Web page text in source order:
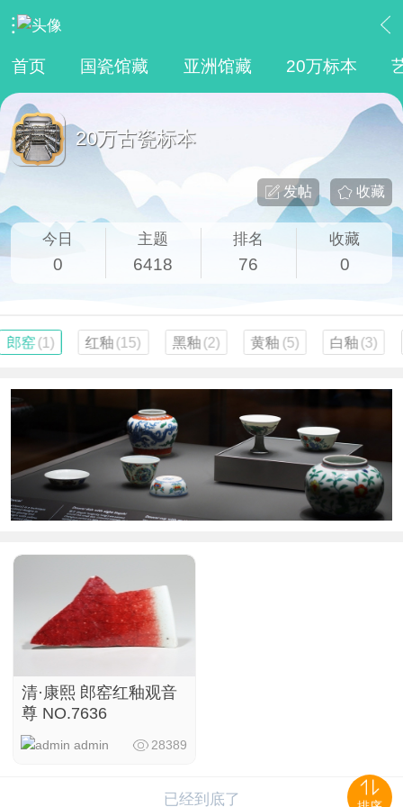
首页 国瓷馆藏 亚洲馆藏 20万标本
20万古瓷标本
收藏
发帖
今日
0
主题
6418
排名
76
收藏
0
郎窑(1) 红釉(15) 黑釉(2) 黄釉 (5) 白釉(3)
清·康熙 郎窑红釉观音
尊 NO.7636
admin 28389
已经到底了